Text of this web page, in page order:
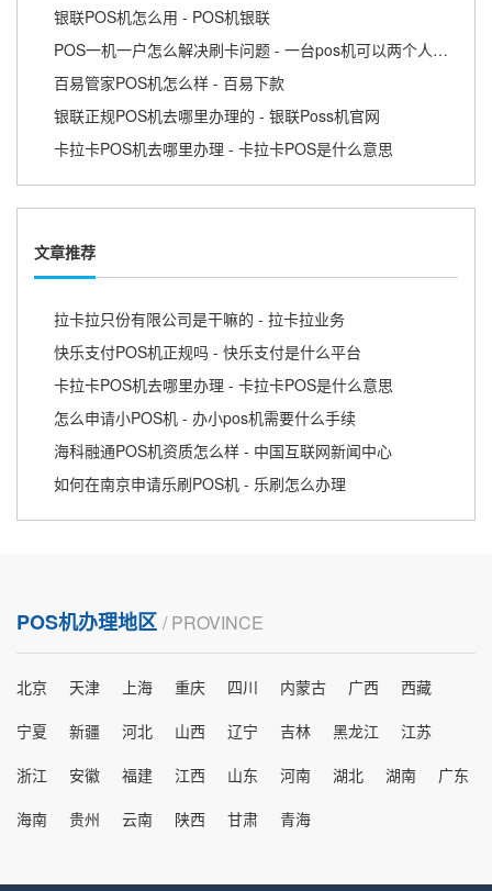
银联POS机怎么用 - POS机银联
POS一机一户怎么解决刷卡问题 - 一台pos机可以两个人用吗
百易管家POS机怎么样 - 百易下款
银联正规POS机去哪里办理的 - 银联Poss机官网
卡拉卡POS机去哪里办理 - 卡拉卡POS是什么意思
文章推荐
拉卡拉只份有限公司是干嘛的 - 拉卡拉业务
快乐支付POS机正规吗 - 快乐支付是什么平台
卡拉卡POS机去哪里办理 - 卡拉卡POS是什么意思
怎么申请小POS机 - 办小pos机需要什么手续
海科融通POS机资质怎么样 - 中国互联网新闻中心
如何在南京申请乐刷POS机 - 乐刷怎么办理
POS机办理地区 / PROVINCE
北京 天津 上海 重庆 四川 内蒙古 广西
西藏
宁夏
新疆 河北 山西 辽宁 吉林 黑龙江
江苏
浙江
安徽 福建 江西 山东 河南 湖北 湖南
广东
海南
贵州 云南 陕西 甘肃 青海